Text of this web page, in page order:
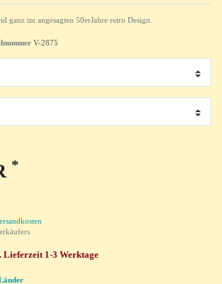
ganz im angesagten 50erJahre retro Design.
V-2875
*
Lieferzeit 1-3 Werktage